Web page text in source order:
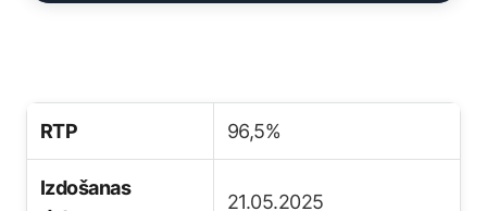
RTP 96,5%
Izdošanas
21.05.2025